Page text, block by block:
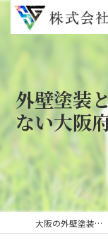
外壁塗装
ない大阪
大阪の外壁塗装なら株式会社彩技建